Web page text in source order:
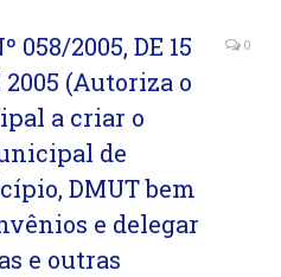
058/2005, DE 15
2005 (Autoriza o
a criar o
de
DMUT bem
e delegar
e outras
0